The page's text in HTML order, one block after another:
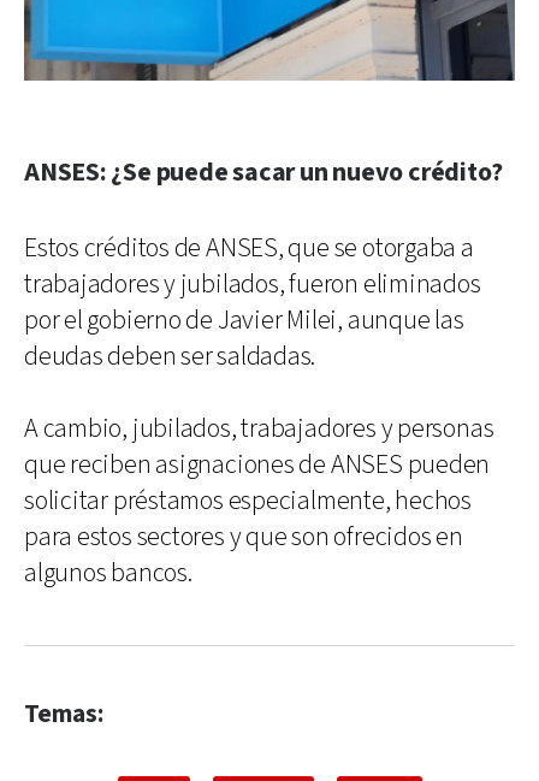
ANSES: ¿Se puede sacar un nuevo crédito?
Estos créditos de ANSES, que se otorgaba a
trabajadores y jubilados, fueron eliminados
por el gobierno de Javier Milei, aunque las
deudas deben ser saldadas.
A cambio, jubilados, trabajadores y personas
que reciben asignaciones de ANSES pueden
solicitar préstamos especialmente, hechos
para estos sectores y que son ofrecidos en
algunos bancos.
Temas: